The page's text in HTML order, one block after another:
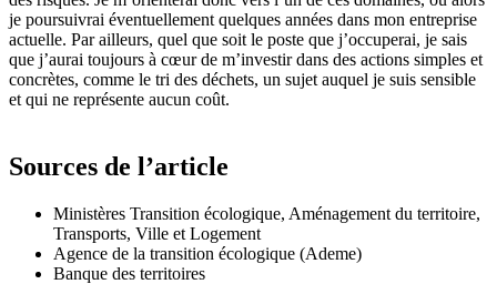
je poursuivrai éventuellement quelques années dans mon entreprise
actuelle. Par ailleurs, quel que soit le poste que j’occuperai, je sais
que j’aurai toujours à cœur de m’investir dans des actions simples et
concrètes, comme le tri des déchets, un sujet auquel je suis sensible
et qui ne représente aucun coût.
Sources de l’article
Ministères Transition écologique, Aménagement du territoire,
Transports, Ville et Logement
Agence de la transition écologique (Ademe)
Banque des territoires